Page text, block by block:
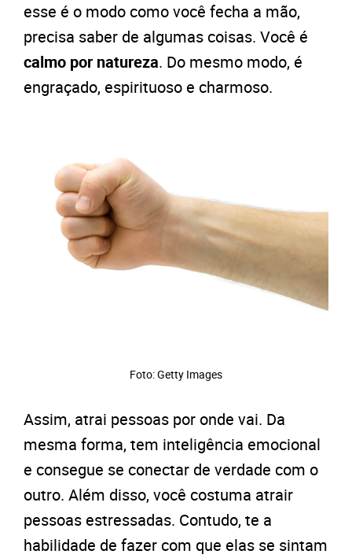
esse é o modo como você fecha a mão,
precisa saber de algumas coisas. Você é
calmo por natureza. Do mesmo modo, é
engraçado, espirituoso e charmoso.
Foto: Getty Images
Assim, atrai pessoas por onde vai. Da
mesma forma, tem inteligência emocional
e consegue se conectar de verdade com o
outro. Além disso, você costuma atrair
pessoas estressadas. Contudo, te a
habilidade de fazer com que elas se sintam